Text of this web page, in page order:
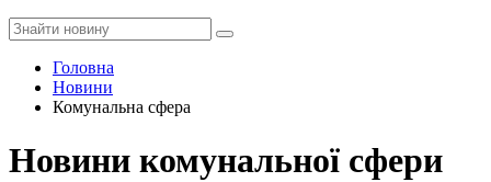
Головна
Новини
Комунальна сфера
Новини комунальної сфери